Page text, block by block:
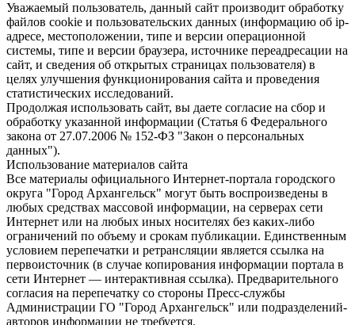
Уважаемый пользователь, данный сайт производит обработку
файлов cookie и пользовательских данных (информацию об ip-
адресе, местоположении, типе и версии операционной
системы, типе и версии браузера, источнике переадресации на
сайт, и сведения об открытых страницах пользователя) в
целях улучшения функционирования сайта и проведения
статистических исследований.
Продолжая использовать сайт, вы даете согласие на сбор и
обработку указанной информации (Статья 6 Федерального
закона от 27.07.2006 № 152-ФЗ "Закон о персональных
данных").
Использование материалов сайта
Все материалы официального Интернет-портала городского
округа "Город Архангельск" могут быть воспроизведены в
любых средствах массовой информации, на серверах сети
Интернет или на любых иных носителях без каких-либо
ограничений по объему и срокам публикации. Единственным
условием перепечатки и ретрансляции является ссылка на
первоисточник (в случае копирования информации портала в
сети Интернет — интерактивная ссылка). Предварительного
согласия на перепечатку со стороны Пресс-службы
Администрации ГО "Город Архангельск" или подразделений-
авторов информации не требуется.